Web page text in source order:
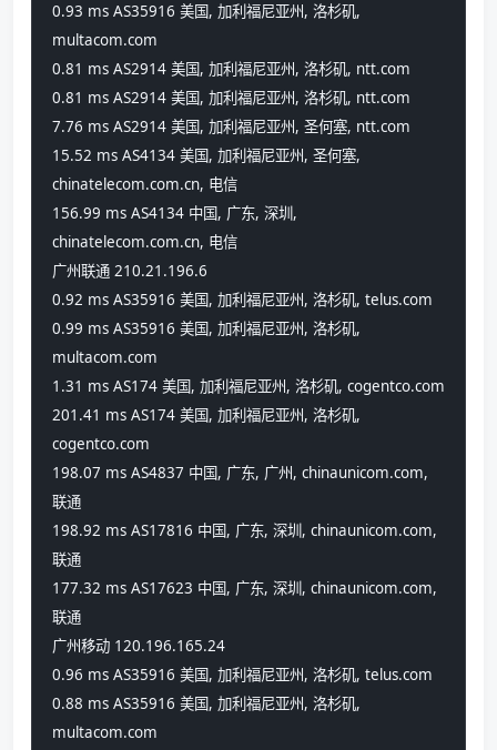
0.93 ms AS35916 美国, 加利福尼亚州, 洛杉矶,
multacom.com
0.81 ms AS2914 美国, 加利福尼亚州, 洛杉矶, ntt.com
0.81 ms AS2914 美国, 加利福尼亚州, 洛杉矶, ntt.com
7.76 ms AS2914 美国, 加利福尼亚州, 圣何塞, ntt.com
15.52 ms AS4134 美国, 加利福尼亚州, 圣何塞,
chinatelecom.com.cn, 电信
156.99 ms AS4134 中国, 广东, 深圳,
chinatelecom.com.cn, 电信
广州联通 210.21.196.6
0.92 ms AS35916 美国, 加利福尼亚州, 洛杉矶, telus.com
0.99 ms AS35916 美国, 加利福尼亚州, 洛杉矶,
multacom.com
1.31 ms AS174 美国, 加利福尼亚州, 洛杉矶, cogentco.com
201.41 ms AS174 美国, 加利福尼亚州, 洛杉矶,
cogentco.com
198.07 ms AS4837 中国, 广东, 广州, chinaunicom.com,
联通
198.92 ms AS17816 中国, 广东, 深圳, chinaunicom.com,
联通
177.32 ms AS17623 中国, 广东, 深圳, chinaunicom.com,
联通
广州移动 120.196.165.24
0.96 ms AS35916 美国, 加利福尼亚州, 洛杉矶, telus.com
0.88 ms AS35916 美国, 加利福尼亚州, 洛杉矶,
multacom.com